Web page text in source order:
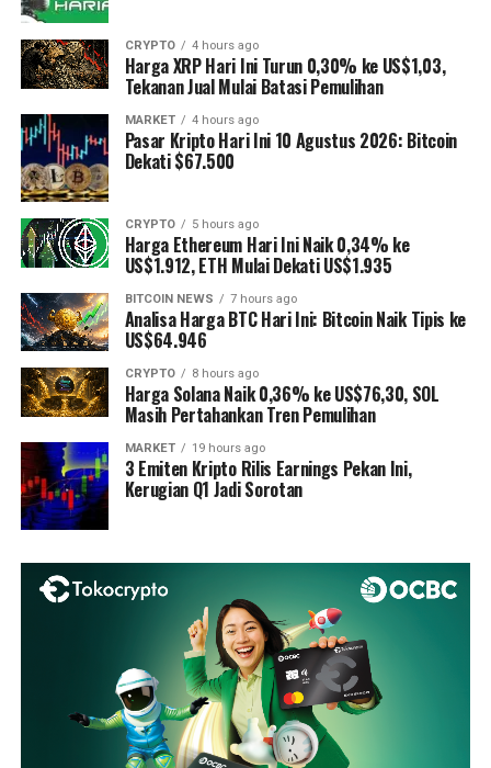
CRYPTO 4 hours ago
Harga XRP Hari Ini Turun 0,30% ke US$1,03,
Tekanan Jual Mulai Batasi Pemulihan
MARKET 4 hours ago
Pasar Kripto Hari Ini 10 Agustus 2026: Bitcoin
Dekati $67.500
CRYPTO 5 hours ago
Harga Ethereum Hari Ini Naik 0,34% ke
US$1.912, ETH Mulai Dekati US$1.935
BITCOIN NEWS 7 hours ago
Analisa Harga BTC Hari Ini: Bitcoin Naik Tipis ke
US$64.946
CRYPTO 8 hours ago
Harga Solana Naik 0,36% ke US$76,30, SOL
Masih Pertahankan Tren Pemulihan
MARKET 19 hours ago
3 Emiten Kripto Rilis Earnings Pekan Ini,
Kerugian Q1 Jadi Sorotan